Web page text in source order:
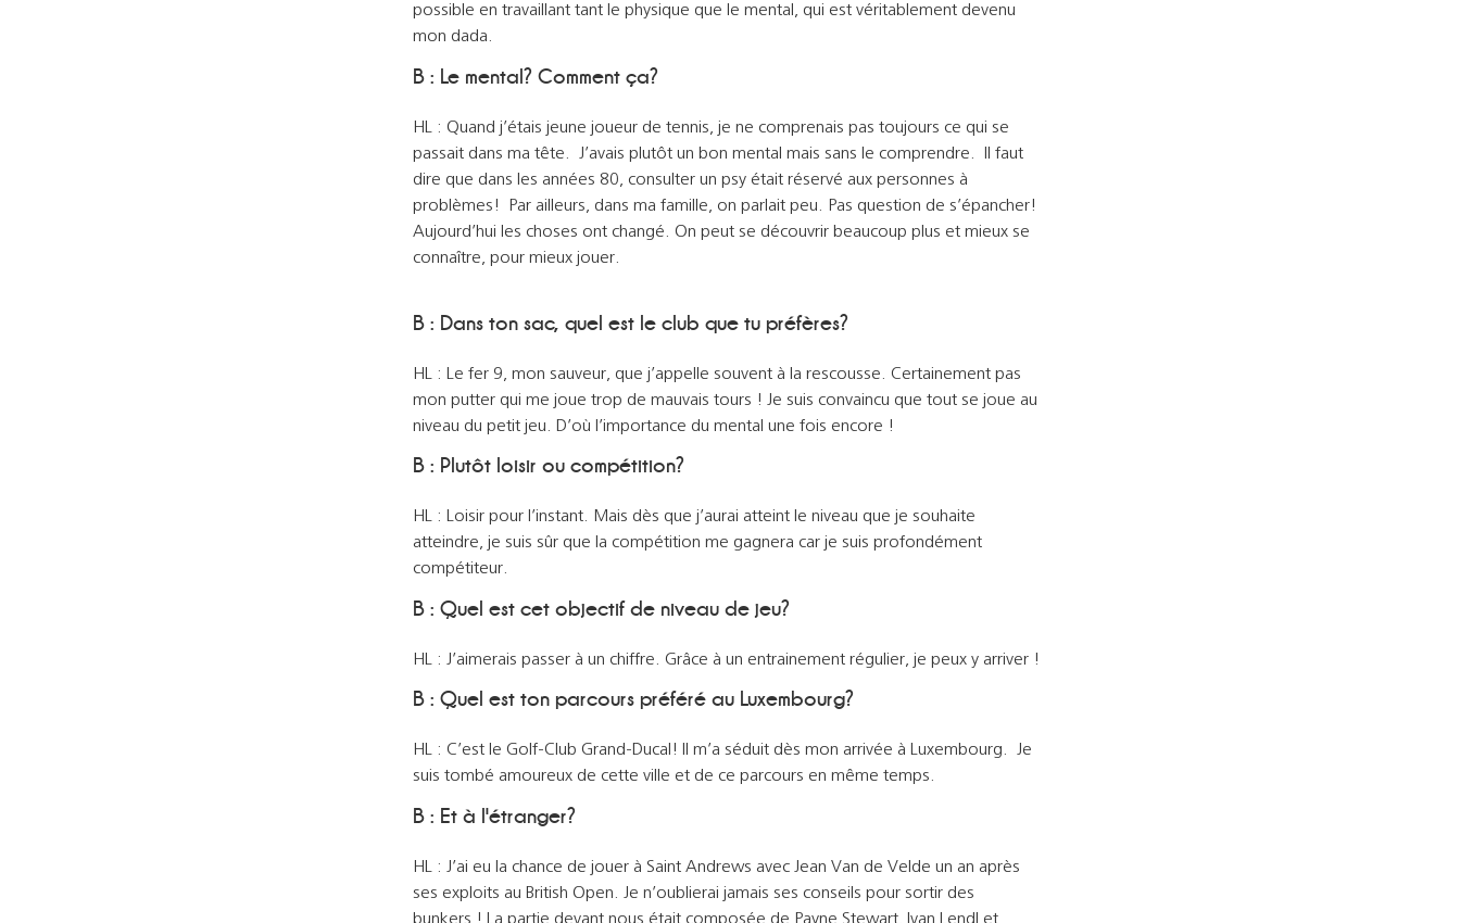
possible en travaillant tant le physique que le mental, qui est véritablement devenu
mon dada.
B : Le mental? Comment ça?
HL : Quand j’étais jeune joueur de tennis, je ne comprenais pas toujours ce qui se
passait dans ma tête. J’avais plutôt un bon mental mais sans le comprendre. Il faut
dire que dans les années 80, consulter un psy était réservé aux personnes à
problèmes! Par ailleurs, dans ma famille, on parlait peu. Pas question de s’épancher!
Aujourd’hui les choses ont changé. On peut se découvrir beaucoup plus et mieux se
connaître, pour mieux jouer.
B : Dans ton sac, quel est le club que tu préfères?
HL : Le fer 9, mon sauveur, que j’appelle souvent à la rescousse. Certainement pas
mon putter qui me joue trop de mauvais tours ! Je suis convaincu que tout se joue au
niveau du petit jeu. D’où l’importance du mental une fois encore !
B : Plutôt loisir ou compétition?
HL : Loisir pour l’instant. Mais dès que j’aurai atteint le niveau que je souhaite
atteindre, je suis sûr que la compétition me gagnera car je suis profondément
compétiteur.
B : Quel est cet objectif de niveau de jeu?
HL : J’aimerais passer à un chiffre. Grâce à un entrainement régulier, je peux y arriver !
B : Quel est ton parcours préféré au Luxembourg?
HL : C’est le Golf-Club Grand-Ducal! Il m’a séduit dès mon arrivée à Luxembourg. Je
suis tombé amoureux de cette ville et de ce parcours en même temps.
B : Et à l'étranger?
HL : J’ai eu la chance de jouer à Saint Andrews avec Jean Van de Velde un an après
ses exploits au British Open. Je n’oublierai jamais ses conseils pour sortir des
bunkers ! La partie devant nous était composée de Payne Stewart, Ivan Lendl et